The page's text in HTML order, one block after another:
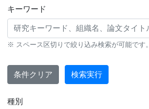
研究業績に対する検索条件
キーワード
※ スペース区切りで絞り込み検索が可能です。
条件クリア 検索実行
種別